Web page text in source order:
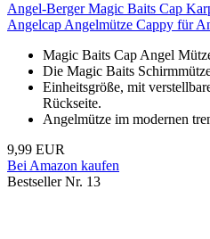
Angel-Berger Magic Baits Cap
Angelcap Angelmütze Cappy für
Magic Baits Cap Angel
Die Magic Baits
Einheitsgröße, mit
Rückseite.
Angelmütze im modernen
9,99 EUR
Bei Amazon kaufen
Bestseller Nr. 13